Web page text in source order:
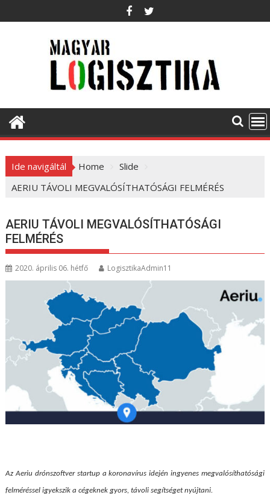
k
o
t
Ide navigáltál Home
Slide
AERIU TÁVOLI MEGVALÓSÍTHATÓSÁGI FELMÉRÉS
AERIU TÁVOLI MEGVALÓSÍTHATÓSÁGI
FELMÉRÉS
2020. április 06. hétfő LogisztikaAdmin11
Az Aeriu drónszoftver startup a koronavírus idején ingyenes megvalósíthatósági
felméréssel igyekszik a cégeknek gyors, távoli segítséget nyújtani.